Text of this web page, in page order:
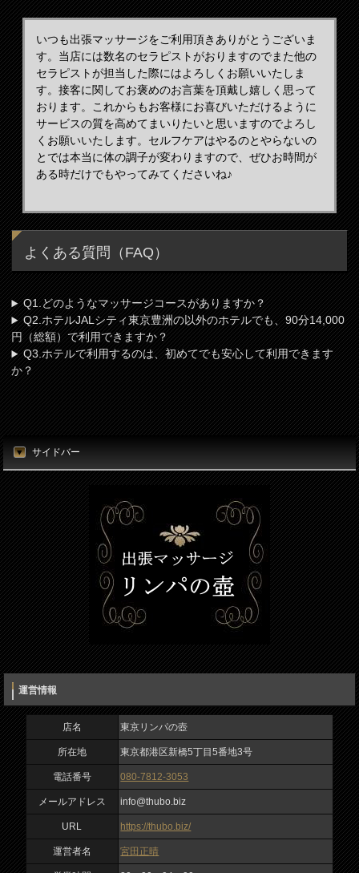
いつも出張マッサージをご利用頂きありがとうございま
す。当店には数名のセラピストがおりますのでまた他の
セラピストが担当した際にはよろしくお願いいたしま
す。接客に関してお褒めのお言葉を頂戴し嬉しく思って
おります。これからもお客様にお喜びいただけるように
サービスの質を高めてまいりたいと思いますのでよろし
くお願いいたします。セルフケアはやるのとやらないの
とでは本当に体の調子が変わりますので、ぜひお時間が
ある時だけでもやってみてくださいね♪
よくある質問（FAQ）
Q1.どのようなマッサージコースがありますか？
Q2.ホテルJALシティ東京豊洲の以外のホテルでも、90分14,000
円（総額）で利用できますか？
Q3.ホテルで利用するのは、初めてでも安心して利用できます
か？
サイドバー
運営情報
店名 東京リンパの壺
所在地 東京都港区新橋5丁目5番地3号
電話番号 080-7812-3053
メールアドレス info@thubo.biz
URL https://thubo.biz/
運営者名 宮田正晴